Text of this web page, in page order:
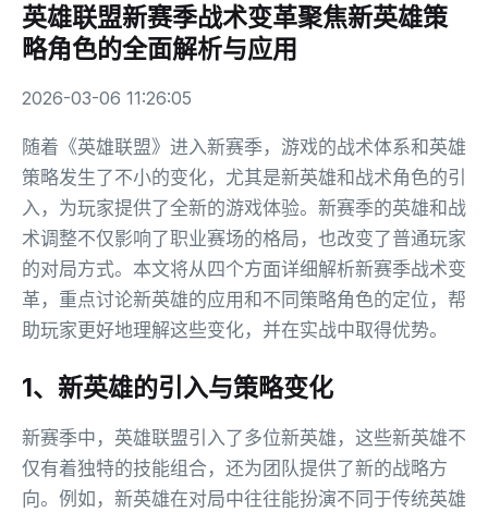
英雄联盟新赛季战术变革聚焦新英雄策
略角色的全面解析与应用
2026-03-06 11:26:05
随着《英雄联盟》进入新赛季，游戏的战术体系和英雄
策略发生了不小的变化，尤其是新英雄和战术角色的引
入，为玩家提供了全新的游戏体验。新赛季的英雄和战
术调整不仅影响了职业赛场的格局，也改变了普通玩家
的对局方式。本文将从四个方面详细解析新赛季战术变
革，重点讨论新英雄的应用和不同策略角色的定位，帮
助玩家更好地理解这些变化，并在实战中取得优势。
1、新英雄的引入与策略变化
新赛季中，英雄联盟引入了多位新英雄，这些新英雄不
仅有着独特的技能组合，还为团队提供了新的战略方
向。例如，新英雄在对局中往往能扮演不同于传统英雄